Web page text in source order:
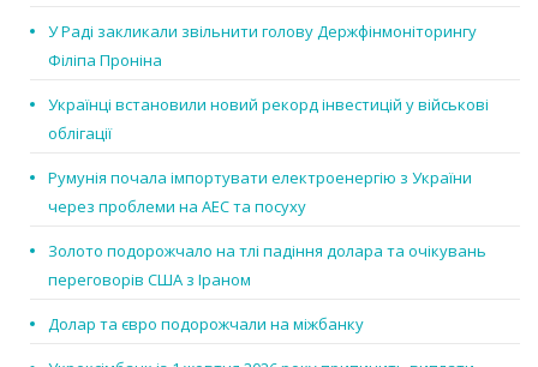
У Раді закликали звільнити голову Держфінмоніторингу
Філіпа Проніна
Українці встановили новий рекорд інвестицій у військові
облігації
Румунія почала імпортувати електроенергію з України
через проблеми на АЕС та посуху
Золото подорожчало на тлі падіння долара та очікувань
переговорів США з Іраном
Долар та євро подорожчали на міжбанку